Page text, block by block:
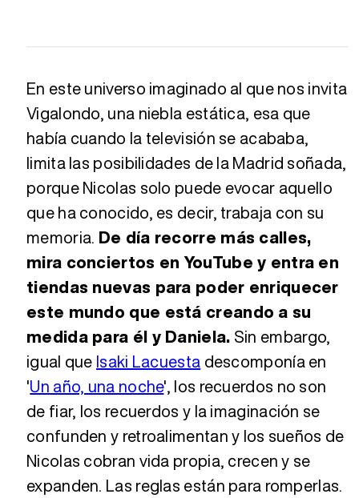
En este universo imaginado al que nos invita
Vigalondo, una niebla estática, esa que
había cuando la televisión se acababa,
limita las posibilidades de la Madrid soñada,
porque Nicolas solo puede evocar aquello
que ha conocido, es decir, trabaja con su
memoria. De día recorre más calles,
mira conciertos en YouTube y entra en
tiendas nuevas para poder enriquecer
este mundo que está creando a su
medida para él y Daniela. Sin embargo,
igual que Isaki Lacuesta descomponía en
'Un año, una noche', los recuerdos no son
de fiar, los recuerdos y la imaginación se
confunden y retroalimentan y los sueños de
Nicolas cobran vida propia, crecen y se
expanden. Las reglas están para romperlas.